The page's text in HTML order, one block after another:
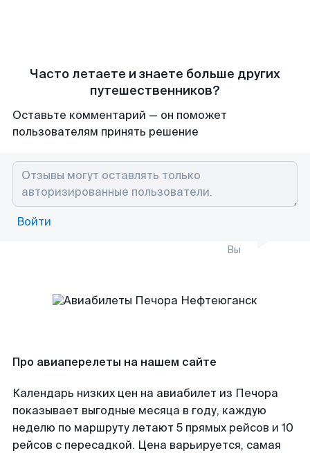
Часто летаете и знаете больше других
путешественников?
Оставьте комментарий — он поможет
пользователям принять решение
Войти
Вы
Про авиаперелеты на нашем сайте
Календарь низких цен на авиабилет из Печора
показывает выгодные месяца в году, каждую
неделю по маршруту летают 5 прямых рейсов и 10
рейсов с пересадкой. Цена варьируется, самая